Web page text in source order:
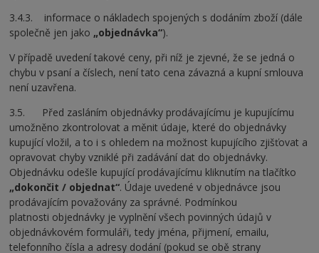
3.4.3. informace o nákladech spojených s dodáním zboží (dále
společně jen jako „objednávka“).
V případě uvedení takové ceny, při níž je zjevné, že se jedná o
chybu v psaní a číslech, není tato cena závazná a kupní smlouva
není uzavřena.
3.5. Před zasláním objednávky prodávajícímu je kupujícímu
umožněno zkontrolovat a měnit údaje, které do objednávky
kupující vložil, a to i s ohledem na možnost kupujícího zjišťovat a
opravovat chyby vzniklé při zadávání dat do objednávky.
Objednávku odešle kupující prodávajícímu kliknutím na tlačítko
„dokončit / objednat“. Údaje uvedené v objednávce jsou
prodávajícím považovány za správné. Podmínkou
platnosti objednávky je vyplnění všech povinných údajů v
objednávkovém formuláři, tedy jména, přijmení, emailu,
telefonního čísla a adresy dodání (pokud se obě strany